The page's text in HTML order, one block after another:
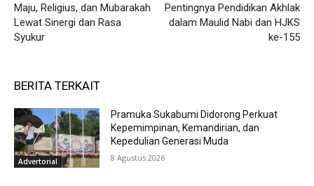
Maju, Religius, dan Mubarakah
Lewat Sinergi dan Rasa
Syukur
Pentingnya Pendidikan Akhlak
dalam Maulid Nabi dan HJKS
ke-155
BERITA TERKAIT
Advertorial
Pramuka Sukabumi Didorong Perkuat
Kepemimpinan, Kemandirian, dan
Kepedulian Generasi Muda
8 Agustus 2026